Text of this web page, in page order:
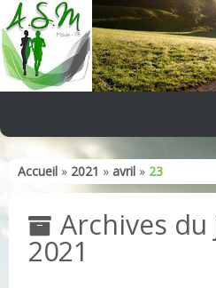
Skip
to
content
Accueil » 2021 » avril » 23
Archives du
2021